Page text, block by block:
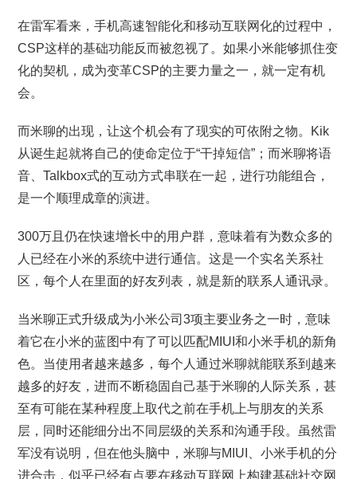
在雷军看来，手机高速智能化和移动互联网化的过程中，
CSP这样的基础功能反而被忽视了。如果小米能够抓住变
化的契机，成为变革CSP的主要力量之一，就一定有机
会。
而米聊的出现，让这个机会有了现实的可依附之物。Kik
从诞生起就将自己的使命定位于“干掉短信”；而米聊将语
音、Talkbox式的互动方式串联在一起，进行功能组合，
是一个顺理成章的演进。
300万且仍在快速增长中的用户群，意味着有为数众多的
人已经在小米的系统中进行通信。这是一个实名关系社
区，每个人在里面的好友列表，就是新的联系人通讯录。
当米聊正式升级成为小米公司3项主要业务之一时，意味
着它在小米的蓝图中有了可以匹配MIUI和小米手机的新角
色。当使用者越来越多，每个人通过米聊就能联系到越来
越多的好友，进而不断稳固自己基于米聊的人际关系，甚
至有可能在某种程度上取代之前在手机上与朋友的关系
层，同时还能细分出不同层级的关系和沟通手段。虽然雷
军没有说明，但在他头脑中，米聊与MIUI、小米手机的分
进合击，似乎已经有点要在移动互联网上构建基础社交网